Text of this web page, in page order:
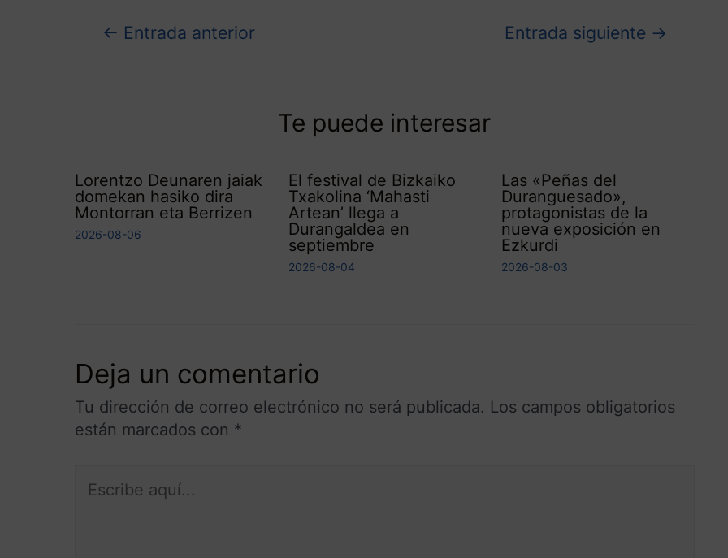
← Entrada anterior Entrada siguiente →
Te puede interesar
Lorentzo Deunaren jaiak
domekan hasiko dira
Montorran eta Berrizen
2026-08-06
El festival de Bizkaiko
Txakolina ‘Mahasti
Artean’ llega a
Durangaldea en
septiembre
2026-08-04
Las «Peñas del
Duranguesado»,
protagonistas de la
nueva exposición en
Ezkurdi
2026-08-03
Deja un comentario
Tu dirección de correo electrónico no será publicada. Los campos obligatorios
están marcados con *